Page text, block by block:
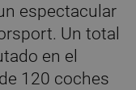
espectacular
Un total
en el
120 coches